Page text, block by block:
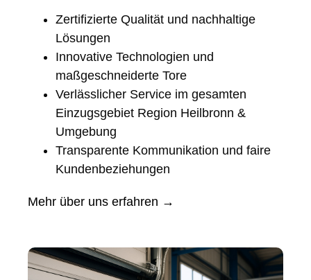
Zertifizierte Qualität und nachhaltige
Lösungen
Innovative Technologien und
maßgeschneiderte Tore
Verlässlicher Service im gesamten
Einzugsgebiet Region Heilbronn &
Umgebung
Transparente Kommunikation und faire
Kundenbeziehungen
Mehr über uns erfahren →